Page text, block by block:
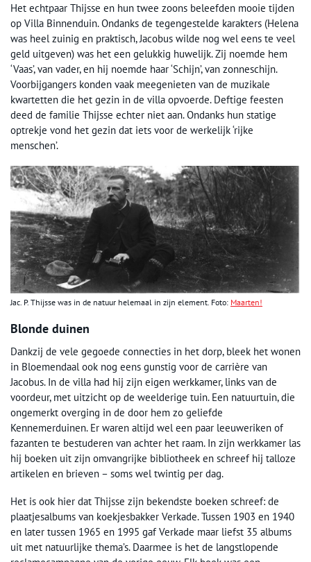
Het echtpaar Thijsse en hun twee zoons beleefden mooie tijden
op Villa Binnenduin. Ondanks de tegengestelde karakters (Helena
was heel zuinig en praktisch, Jacobus wilde nog wel eens te veel
geld uitgeven) was het een gelukkig huwelijk. Zij noemde hem
‘Vaas’, van vader, en hij noemde haar ‘Schijn’, van zonneschijn.
Voorbijgangers konden vaak meegenieten van de muzikale
kwartetten die het gezin in de villa opvoerde. Deftige feesten
deed de familie Thijsse echter niet aan. Ondanks hun statige
optrekje vond het gezin dat iets voor de werkelijk ‘rijke
menschen’.
Jac. P. Thijsse was in de natuur helemaal in zijn element. Foto: Maarten!
Blonde duinen
Dankzij de vele gegoede connecties in het dorp, bleek het wonen
in Bloemendaal ook nog eens gunstig voor de carrière van
Jacobus. In de villa had hij zijn eigen werkkamer, links van de
voordeur, met uitzicht op de weelderige tuin. Een natuurtuin, die
ongemerkt overging in de door hem zo geliefde
Kennemerduinen. Er waren altijd wel een paar leeuweriken of
fazanten te bestuderen van achter het raam. In zijn werkkamer las
hij boeken uit zijn omvangrijke bibliotheek en schreef hij talloze
artikelen en brieven – soms wel twintig per dag.
Het is ook hier dat Thijsse zijn bekendste boeken schreef: de
plaatjesalbums van koekjesbakker Verkade. Tussen 1903 en 1940
en later tussen 1965 en 1995 gaf Verkade maar liefst 35 albums
uit met natuurlijke thema’s. Daarmee is het de langstlopende